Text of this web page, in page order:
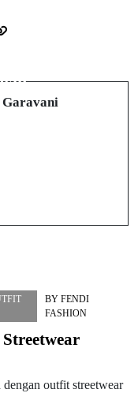
Garavani
BY FENDI
FASHION
outfit streetwear